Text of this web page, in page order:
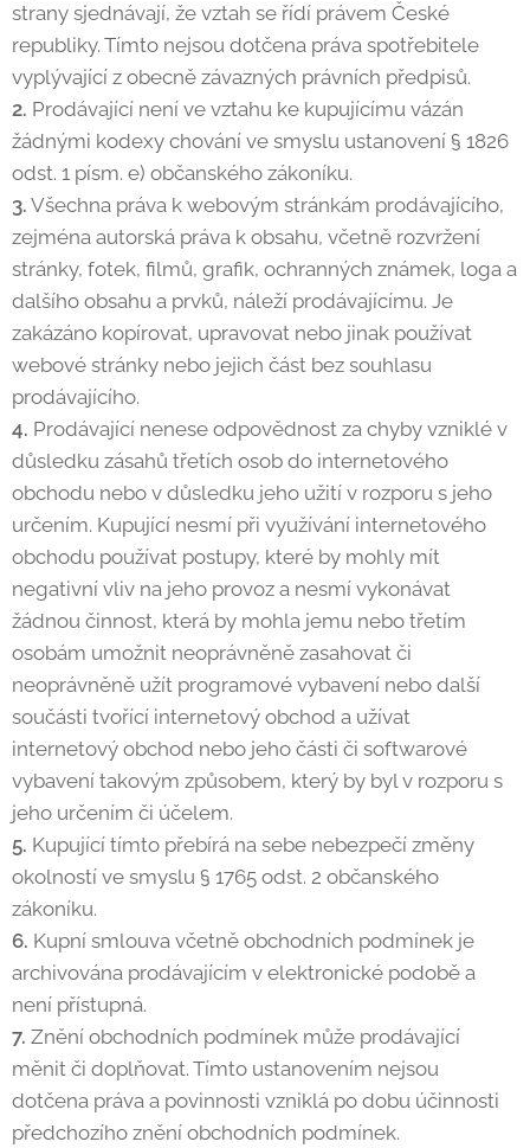
strany sjednávají, že vztah se řídí právem České
republiky. Tímto nejsou dotčena práva spotřebitele
vyplývající z obecně závazných právních předpisů.
2. Prodávající není ve vztahu ke kupujícímu vázán
žádnými kodexy chování ve smyslu ustanovení § 1826
odst. 1 písm. e) občanského zákoníku.
3. Všechna práva k webovým stránkám prodávajícího,
zejména autorská práva k obsahu, včetně rozvržení
stránky, fotek, filmů, grafik, ochranných známek, loga a
dalšího obsahu a prvků, náleží prodávajícímu. Je
zakázáno kopírovat, upravovat nebo jinak používat
webové stránky nebo jejich část bez souhlasu
prodávajícího.
4. Prodávající nenese odpovědnost za chyby vzniklé v
důsledku zásahů třetích osob do internetového
obchodu nebo v důsledku jeho užití v rozporu s jeho
určením. Kupující nesmí při využívání internetového
obchodu používat postupy, které by mohly mít
negativní vliv na jeho provoz a nesmí vykonávat
žádnou činnost, která by mohla jemu nebo třetím
osobám umožnit neoprávněně zasahovat či
neoprávněně užít programové vybavení nebo další
součásti tvořící internetový obchod a užívat
internetový obchod nebo jeho části či softwarové
vybavení takovým způsobem, který by byl v rozporu s
jeho určením či účelem.
5. Kupující tímto přebírá na sebe nebezpečí změny
okolností ve smyslu § 1765 odst. 2 občanského
zákoníku.
6. Kupní smlouva včetně obchodních podmínek je
archivována prodávajícím v elektronické podobě a
není přístupná.
7. Znění obchodních podmínek může prodávající
měnit či doplňovat. Tímto ustanovením nejsou
dotčena práva a povinnosti vzniklá po dobu účinnosti
předchozího znění obchodních podmínek.